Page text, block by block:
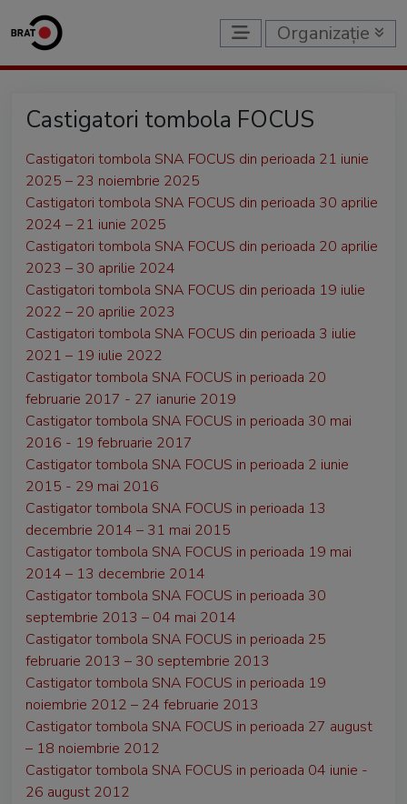
Organizație
Castigatori tombola FOCUS
Castigatori tombola SNA FOCUS din perioada 21 iunie
2025 – 23 noiembrie 2025
Castigatori tombola SNA FOCUS din perioada 30 aprilie
2024 – 21 iunie 2025
Castigatori tombola SNA FOCUS din perioada 20 aprilie
2023 – 30 aprilie 2024
Castigatori tombola SNA FOCUS din perioada 19 iulie
2022 – 20 aprilie 2023
Castigatori tombola SNA FOCUS din perioada 3 iulie
2021 – 19 iulie 2022
Castigator tombola SNA FOCUS in perioada 20
februarie 2017 - 27 ianurie 2019
Castigator tombola SNA FOCUS in perioada 30 mai
2016 - 19 februarie 2017
Castigator tombola SNA FOCUS in perioada 2 iunie
2015 - 29 mai 2016
Castigator tombola SNA FOCUS in perioada 13
decembrie 2014 – 31 mai 2015
Castigator tombola SNA FOCUS in perioada 19 mai
2014 – 13 decembrie 2014
Castigator tombola SNA FOCUS in perioada 30
septembrie 2013 – 04 mai 2014
Castigator tombola SNA FOCUS in perioada 25
februarie 2013 – 30 septembrie 2013
Castigator tombola SNA FOCUS in perioada 19
noiembrie 2012 – 24 februarie 2013
Castigator tombola SNA FOCUS in perioada 27 august
– 18 noiembrie 2012
Castigator tombola SNA FOCUS in perioada 04 iunie -
26 august 2012